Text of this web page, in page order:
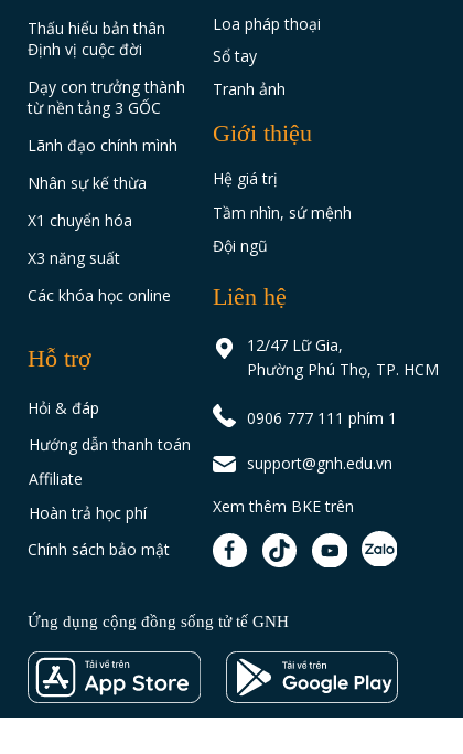
Giới thiệu
Hệ giá trị
Tầm nhìn, sứ mệnh
Đội ngũ
Tranh ảnh
Loa pháp thoại
Sổ tay
Liên hệ
12/47 Lữ Gia,
Phường Phú Thọ, TP. HCM
0906 777 111 phím 1
support@gnh.edu.vn
Lãnh đạo chính mình
Thấu hiểu bản thân
Định vị cuộc đời
Dạy con trưởng thành
từ nền tảng 3 GỐC
Nhân sự kế thừa
X3 năng suất
Các khóa học online
X1 chuyển hóa
Ứng dụng cộng đồng sống tử tế GNH
Hỗ trợ
Hỏi & đáp
Hoàn trả học phí
Affiliate
Chính sách bảo mật
Hướng dẫn thanh toán
Xem thêm BKE trên